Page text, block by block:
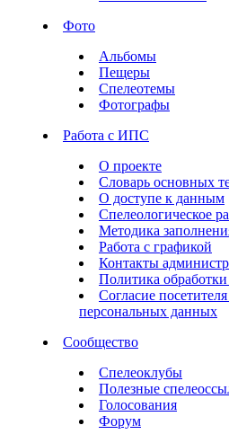
Фото
Альбомы
Пещеры
Спелеотемы
Фотографы
Работа с ИПС
О проекте
Словарь основных
О доступе к данным
Спелеологическое
Методика
Работа с графикой
Контакты
Политика
Согласие
персональных данных
Сообщество
Спелеоклубы
Полезные
Голосования
Форум